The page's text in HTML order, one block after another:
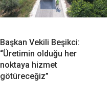
Başkan Vekili Beşikci:
“Üretimin olduğu her
noktaya hizmet
götüreceğiz”